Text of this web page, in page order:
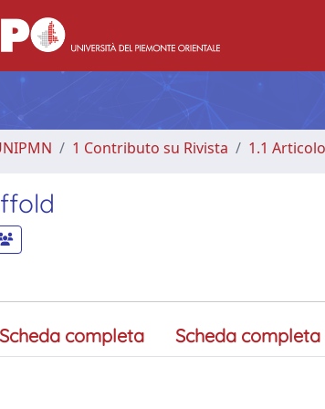
1 Contributo su Rivista 1.1
Scheda completa Scheda completa